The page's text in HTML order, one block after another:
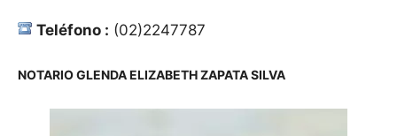
Teléfono : (02)2247787
NOTARIO GLENDA ELIZABETH ZAPATA SILVA